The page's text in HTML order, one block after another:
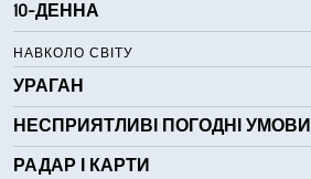
Видимість
Висота нижньої межі хмар
10-ДЕННА
НАВКОЛО СВІТУ
УРАГАН
НЕСПРИЯТЛИВІ ПОГОДНІ УМОВИ
РАДАР І КАРТИ